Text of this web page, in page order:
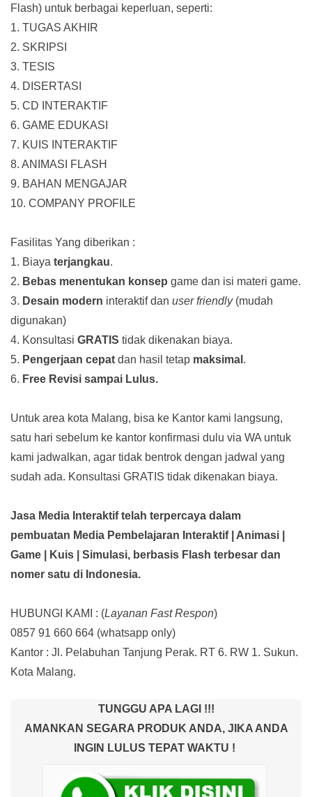
Flash) untuk berbagai keperluan, seperti:
1. TUGAS AKHIR
2. SKRIPSI
3. TESIS
4. DISERTASI
5. CD INTERAKTIF
6. GAME EDUKASI
7. KUIS INTERAKTIF
8. ANIMASI FLASH
9. BAHAN MENGAJAR
10. COMPANY PROFILE
Fasilitas Yang diberikan :
1. Biaya terjangkau.
2. Bebas menentukan konsep game dan isi materi game.
3. Desain modern interaktif dan user friendly(mudah
digunakan)
4. Konsultasi GRATIS tidak dikenakan biaya.
5. Pengerjaan cepat dan hasil tetap maksimal .
6. Free Revisi sampai Lulus.
Untuk area kota Malang, bisa ke Kantor kami langsung,
satu hari sebelum ke kantor konfirmasi dulu via WA untuk
kami jadwalkan, agar tidak bentrok dengan jadwal yang
sudah ada. Konsultasi GRATIS tidak dikenakan biaya.
Jasa Media Interaktif telah terpercaya dalam
pembuatan Media Pembelajaran Interaktif| Animasi |
Game | Kuis | Simulasi, berbasis Flash terbesar dan
nomer satu di Indonesia.
HUBUNGI KAMI : (Layanan Fast Respon)
0857 91 660 664 (whatsapp only)
Kantor : Jl. Pelabuhan Tanjung Perak. RT 6. RW 1. Sukun.
Kota Malang.
TUNGGU APA LAGI !!!
AMANKAN SEGARA PRODUK ANDA, JIKA ANDA
INGIN LULUS TEPAT WAKTU !